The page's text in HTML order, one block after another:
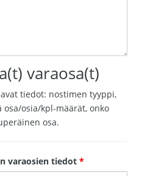
varaosa(t)
tiedot: nostimen tyyppi,
osa/osia/kpl-määrät, onko
osa.
varaosien tiedot*